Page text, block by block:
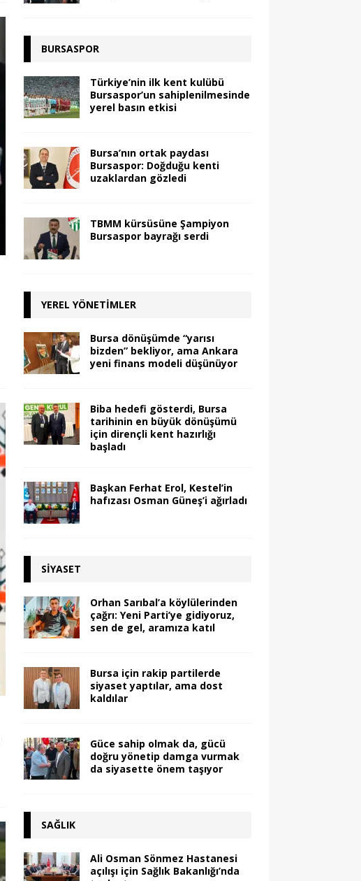
BURSASPOR
Türkiye’nin ilk kent kulübü
Bursaspor’un sahiplenilmesinde
yerel basın etkisi
Bursa’nın ortak paydası
Bursaspor: Doğduğu kenti
uzaklardan gözledi
TBMM kürsüsüne Şampiyon
Bursaspor bayrağı serdi
YEREL YÖNETIMLER
Bursa dönüşümde “yarısı
bizden” bekliyor, ama Ankara
yeni finans modeli düşünüyor
Biba hedefi gösterdi, Bursa
tarihinin en büyük dönüşümü
için dirençli kent hazırlığı
başladı
Başkan Ferhat Erol, Kestel’in
hafızası Osman Güneş’i ağırladı
SIYASET
Orhan Sarıbal’a köylülerinden
çağrı: Yeni Parti’ye gidiyoruz,
sen de gel, aramıza katıl
Bursa için rakip partilerde
siyaset yaptılar, ama dost
kaldılar
Güce sahip olmak da, gücü
doğru yönetip damga vurmak
da siyasette önem taşıyor
SAĞLIK
Ali Osman Sönmez Hastanesi
açılışı için Sağlık Bakanlığı’nda